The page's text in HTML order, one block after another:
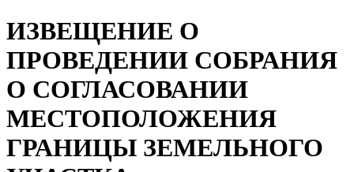
ИЗВЕЩЕНИЕ О
ПРОВЕДЕНИИ СОБРАНИЯ
О СОГЛАСОВАНИИ
МЕСТОПОЛОЖЕНИЯ
ГРАНИЦЫ ЗЕМЕЛЬНОГО